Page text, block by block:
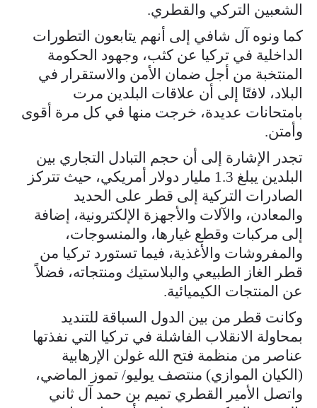
الشعبين التركي والقطري.
كما ونوه آل شافي إلى أنهم يتابعون التطورات
الداخلية في تركيا عن كثب، وجهود الحكومة
المنتخبة من أجل ضمان الأمن والاستقرار في
البلاد، لافتًا إلى أن علاقات البلدين مرت
بامتحانات عديدة، خرجت منها في كل مرة أقوى
وأمتن.
تجدر الإشارة إلى أن حجم التبادل التجاري بين
البلدين يبلغ 1.3 مليار دولار أمريكي، حيث تتركز
الصادرات التركية إلى قطر على الحديد
والمعادن، والآلات والأجهزة الإلكترونية، إضافة
إلى مركبات وقطع غيارها، والمنسوجات،
والمفروشات والأغذية، فيما تستورد تركيا من
قطر الغاز الطبيعي والبلاستيك ومنتجاته، فضلاً
عن المنتجات الكيميائية.
وكانت قطر من بين الدول السباقة للتنديد
بمحاولة الانقلاب الفاشلة في تركيا التي نفذتها
عناصر من منظمة فتح الله غولن الإرهابية
(الكيان الموازي) منتصف يوليو/ تموز الماضي،
واتصل الأمير القطري تميم بن حمد آل ثاني